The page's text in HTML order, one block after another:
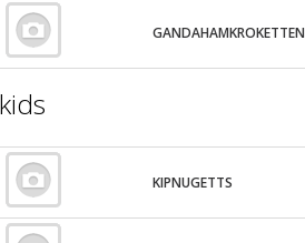
GANDAHAMKROKETTEN
kids
KIPNUGETTS